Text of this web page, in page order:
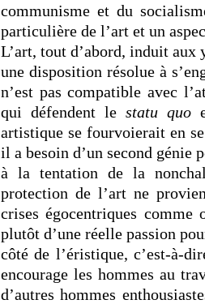
communisme et du
particulière de l’art et un
L’art, tout d’abord, induit aux
une disposition résolue à
n’est pas compatible avec
qui défendent le statu quo
artistique se fourvoierait en
il a besoin d’un second génie
à la tentation de la
protection de l’art ne
crises égocentriques
plutôt d’une réelle passion
côté de l’éristique, c’est-à-
encourage les hommes au
d’autres hommes